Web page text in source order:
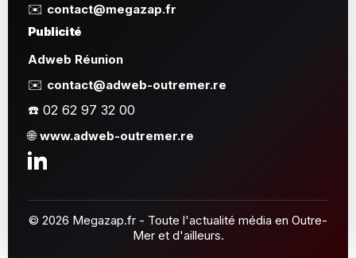
✉️ contact@megazap.fr
Publicité
Adweb Réunion
✉️ contact@adweb-outremer.re
☎️ 02 62 97 32 00
🌐www.adweb-outremer.re
© 2026 Megazap.fr - Toute l'actualité média en Outre-
Mer et d'ailleurs.